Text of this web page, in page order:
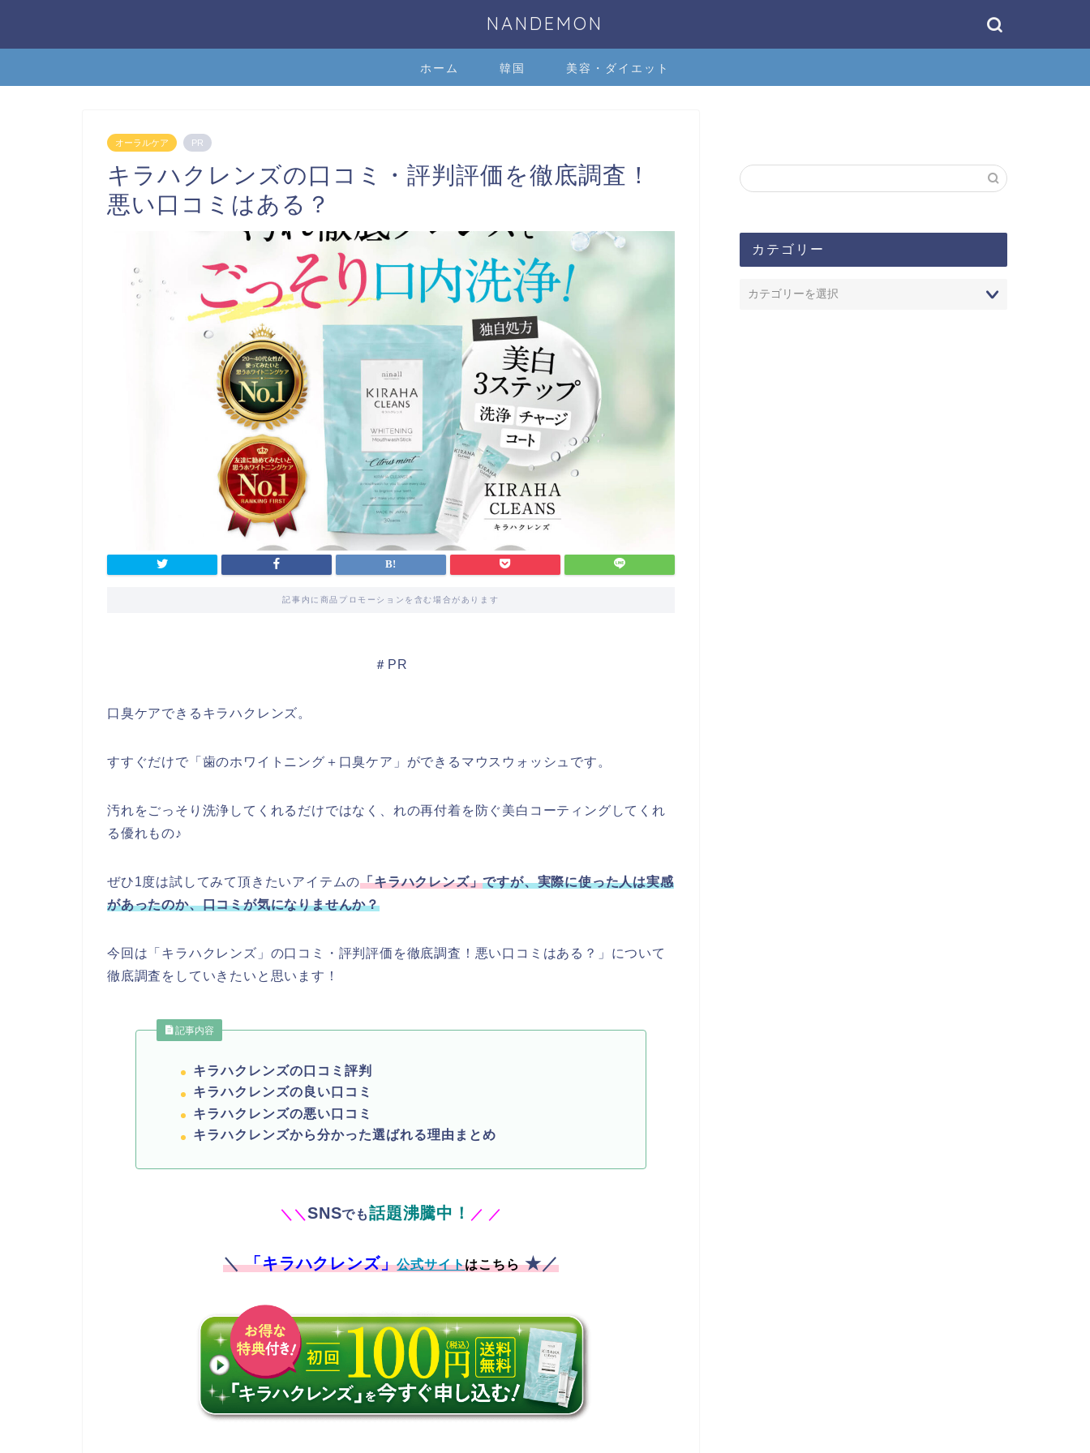
NANDEMON
ホーム 韓国 美容・ダイエット
オーラルケア PR
キラハクレンズの口コミ・評判評価を徹底調査！
悪い口コミはある？
記事内に商品プロモーションを含む場合があります
＃PR
口臭ケアできるキラハクレンズ。
すすぐだけで「歯のホワイトニング＋口臭ケア」ができるマウスウォッシュです。
汚れをごっそり洗浄してくれるだけではなく、れの再付着を防ぐ美白コーティングしてくれ
る優れもの♪
ぜひ1度は試してみて頂きたいアイテムの「キラハクレンズ」ですが、実際に使った人は実感
があったのか、口コミが気になりませんか？
今回は「キラハクレンズ」の口コミ・評判評価を徹底調査！悪い口コミはある？」について
徹底調査をしていきたいと思います！
記事内容
キラハクレンズの口コミ評判
キラハクレンズの良い口コミ
キラハクレンズの悪い口コミ
キラハクレンズから分かった選ばれる理由まとめ
＼ ＼SNSでも話題沸騰中！ ／ ／
＼「キラハクレンズ」公式サイトはこちら★／
カテゴリー